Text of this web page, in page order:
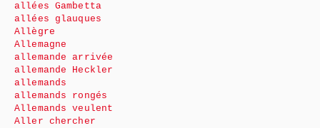
allées Gambetta
allées glauques
Allègre
Allemagne
allemande arrivée
allemande Heckler
allemands
allemands rongés
Allemands veulent
Aller chercher